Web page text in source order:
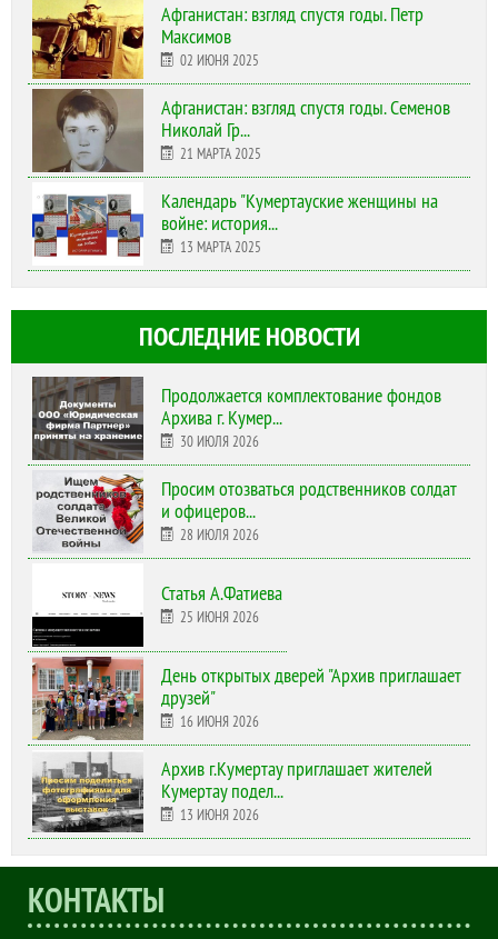
Афганистан: взгляд спустя годы. Петр
Максимов
02 ИЮНЯ 2025
Афганистан: взгляд спустя годы. Семенов
Николай Гр...
21 МАРТА 2025
Календарь "Кумертауские женщины на
войне: история...
13 МАРТА 2025
ПОСЛЕДНИЕ НОВОСТИ
Продолжается комплектование фондов
Архива г. Кумер...
30 ИЮЛЯ 2026
Просим отозваться родственников солдат
и офицеров...
28 ИЮЛЯ 2026
Статья А.Фатиева
25 ИЮНЯ 2026
День открытых дверей "Архив приглашает
друзей"
16 ИЮНЯ 2026
Архив г.Кумертау приглашает жителей
Кумертау подел...
13 ИЮНЯ 2026
КОНТАКТЫ